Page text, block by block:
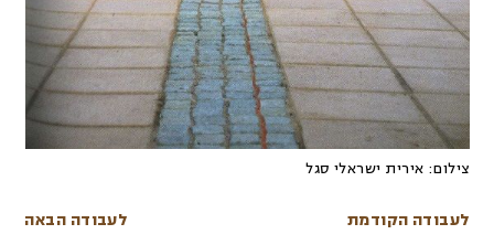
צילום: אירית ישראלי סגל
לעבודה הקודמת לעבודה הבאה